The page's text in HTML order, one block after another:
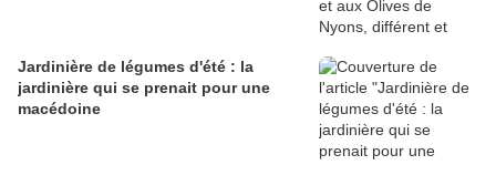
Jardinière de légumes d'été : la
jardinière qui se prenait pour une
macédoine